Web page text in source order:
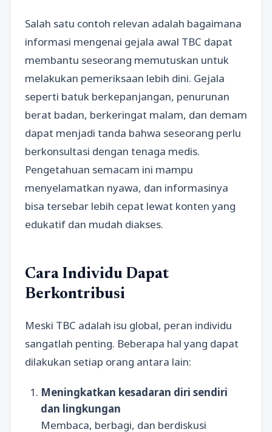
Salah satu contoh relevan adalah bagaimana
informasi mengenai gejala awal TBC dapat
membantu seseorang memutuskan untuk
melakukan pemeriksaan lebih dini. Gejala
seperti batuk berkepanjangan, penurunan
berat badan, berkeringat malam, dan demam
dapat menjadi tanda bahwa seseorang perlu
berkonsultasi dengan tenaga medis.
Pengetahuan semacam ini mampu
menyelamatkan nyawa, dan informasinya
bisa tersebar lebih cepat lewat konten yang
edukatif dan mudah diakses.
Cara Individu Dapat
Berkontribusi
Meski TBC adalah isu global, peran individu
sangatlah penting. Beberapa hal yang dapat
dilakukan setiap orang antara lain:
Meningkatkan kesadaran diri sendiri
dan lingkungan
Membaca, berbagi, dan berdiskusi